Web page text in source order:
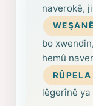
naverokê,
bo
hemû
RÛPELA
lêgerînê